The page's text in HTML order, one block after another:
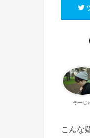
そーじ
こんな